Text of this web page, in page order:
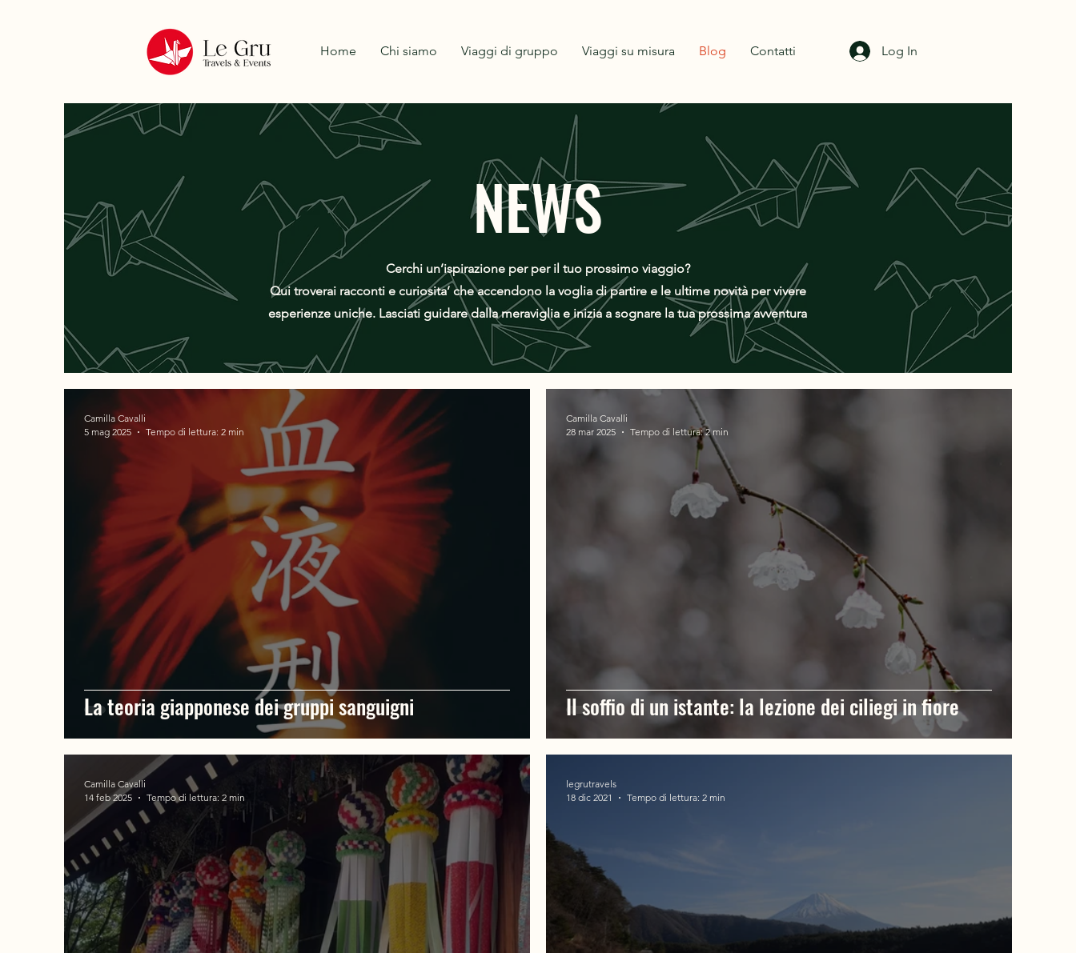
Home Chi siamo Viaggi di gruppo Viaggi su misura Blog Contatti Log In
NEWS
Cerchi un’ispirazione per per il tuo prossimo viaggio?
Qui troverai racconti e curiosita’ che accendono la voglia di partire e le ultime novità per vivere
esperienze uniche. Lasciati guidare dalla meraviglia e inizia a sognare la tua prossima avventura
La teoria giapponese dei gruppi sanguigni
Camilla Cavalli
5 mag 2025
Tempo di lettura: 2 min
Il soffio di un istante: la lezione dei ciliegi in fiore
Camilla Cavalli
28 mar 2025
Tempo di lettura: 2 min
Camilla Cavalli
14 feb 2025
Tempo di lettura: 2 min
legrutravels
18 dic 2021
Tempo di lettura: 2 min